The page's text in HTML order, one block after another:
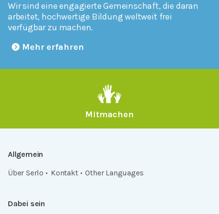
Wir sind eine engagierte Gemeinschaft, die daran
arbeitet, hochwertige Bildung weltweit frei
verfügbar zu machen.
Mehr erfahren
Mitmachen
Allgemein
Über Serlo
Kontakt Other Languages
Dabei sein